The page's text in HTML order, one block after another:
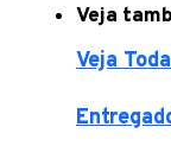
Veja
Veja